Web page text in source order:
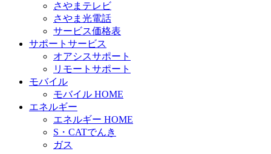
さやまテレビ
さやま光電話
サービス価格表
サポートサービス
オアシスサポート
リモートサポート
モバイル
モバイル HOME
エネルギー
エネルギー HOME
S・CATでんき
ガス